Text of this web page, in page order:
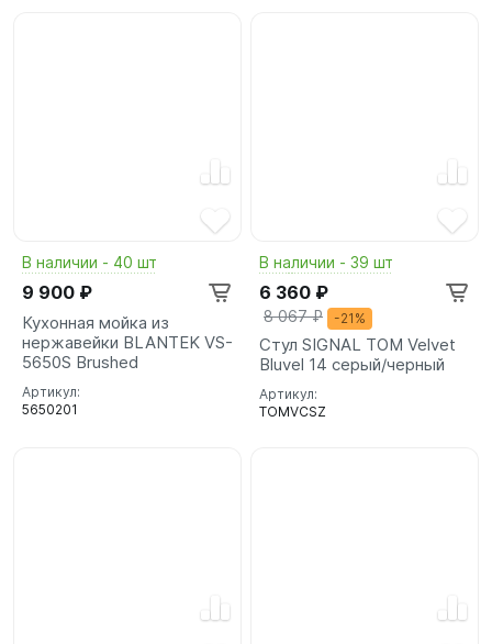
В наличии - 40 шт
9 900 ₽
Кухонная мойка из
нержавейки BLANTEK VS-
5650S Brushed
Артикул:
5650201
В наличии - 39 шт
6 360 ₽
8 067 ₽ -21%
Стул SIGNAL TOM Velvet
Bluvel 14 серый/черный
Артикул:
TOMVCSZ